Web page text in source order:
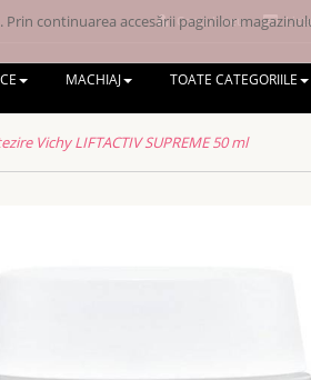
Contul meu
MACHIAJ TOATE CATEGORIILE
Vichy LIFTACTIV SUPREME 50 ml
continuarea accesării paginilor